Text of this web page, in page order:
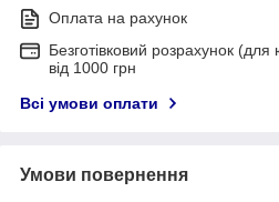
Оплата на рахунок
Безготівковий розрахунок
від 1000 грн
Всі умови оплати
Умови повернення